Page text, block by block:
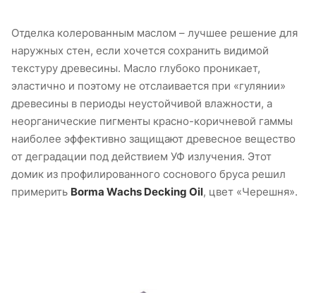
Отделка колерованным маслом – лучшее решение для
наружных стен, если хочется сохранить видимой
текстуру древесины. Масло глубоко проникает,
эластично и поэтому не отслаивается при «гулянии»
древесины в периоды неустойчивой влажности, а
неорганические пигменты красно-коричневой гаммы
наиболее эффективно защищают древесное вещество
от деградации под действием УФ излучения. Этот
домик из профилированного соснового бруса решил
примерить Borma Wachs Decking Oil, цвет «Черешня».